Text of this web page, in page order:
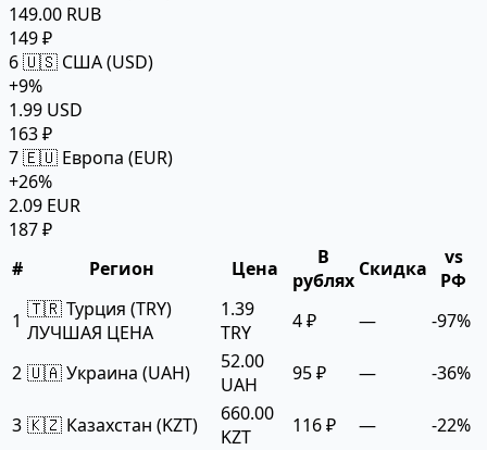
149.00 RUB
149 ₽
6🇺🇸 США (USD)
+9%
1.99 USD
163 ₽
7🇪🇺 Европа (EUR)
+26%
2.09 EUR
187 ₽
#
Регион Цена
В
рублях Скидка
vs
РФ
1 🇹🇷 Турция (TRY)
ЛУЧШАЯ ЦЕНА
1.39
TRY
4 ₽ — -97%
2 🇺🇦 Украина (UAH)
52.00
UAH
95 ₽ — -36%
3 🇰🇿 Казахстан (KZT)
660.00
KZT
116 ₽ — -22%